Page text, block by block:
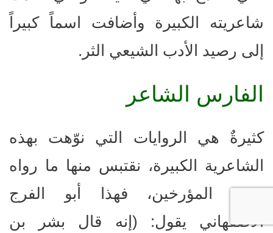
شاعريته الكبيرة وأضافت اسماً كبيراً
إلى رصيد الأدب الشيعي الثر.
الفارس الشاعر
كثيرةٌ هي الروايات التي نوّهت بهذه
الشاعرية الكبيرة، نقتبس منها ما رواه
بعض المؤرخين، فهذا أبو الفرج
الاصفهاني يقول: (إنه قال بشر بن